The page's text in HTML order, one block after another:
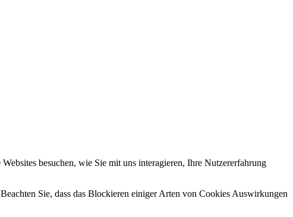
besuchen, wie Sie mit uns interagieren, Ihre Nutzererfahrung
Sie, dass das Blockieren einiger Arten von Cookies Auswirkungen